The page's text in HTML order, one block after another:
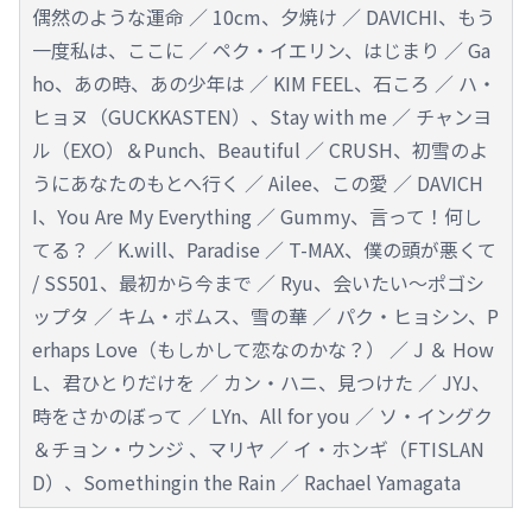
偶然のような運命 ／ 10cm、夕焼け ／ DAVICHI、もう
一度私は、ここに ／ ペク・イエリン、はじまり ／ Ga
ho、あの時、あの少年は ／ KIM FEEL、石ころ ／ ハ・
ヒョヌ（GUCKKASTEN）、Stay with me ／ チャンヨ
ル（EXO）＆Punch、Beautiful ／ CRUSH、初雪のよ
うにあなたのもとへ行く ／ Ailee、この愛 ／ DAVICH
I、You Are My Everything ／ Gummy、言って！何し
てる？ ／ K.will、Paradise ／ T-MAX、僕の頭が悪くて
/ SS501、最初から今まで ／ Ryu、会いたい～ポゴシ
ップタ ／ キム・ボムス、雪の華 ／ パク・ヒョシン、P
erhaps Love（もしかして恋なのかな？） ／ J ＆ How
L、君ひとりだけを ／ カン・ハニ、見つけた ／ JYJ、
時をさかのぼって ／ LYn、All for you ／ ソ・イングク
＆チョン・ウンジ 、マリヤ ／ イ・ホンギ（FTISLAN
D）、Somethingin the Rain ／ Rachael Yamagata